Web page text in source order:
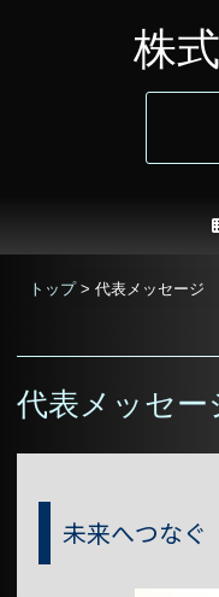
株
トップ> 代表メッセージ
代表メッセー
未来へつなぐ